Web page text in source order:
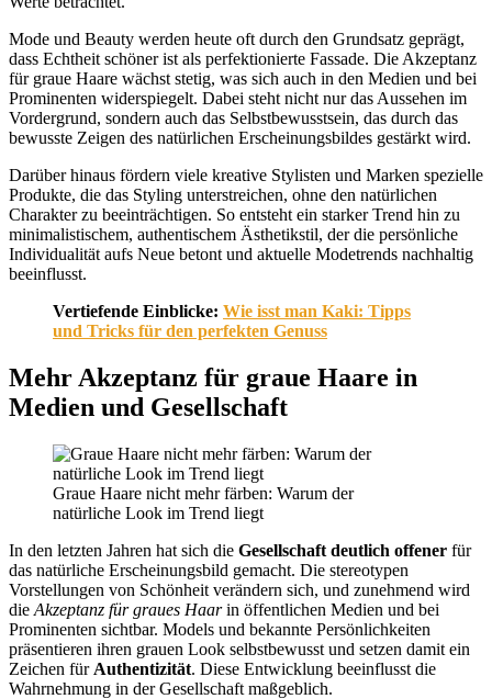
Mode und Beauty werden heute oft durch den Grundsatz geprägt,
dass Echtheit schöner ist als perfektionierte Fassade. Die Akzeptanz
für graue Haare wächst stetig, was sich auch in den Medien und bei
Prominenten widerspiegelt. Dabei steht nicht nur das Aussehen im
Vordergrund, sondern auch das Selbstbewusstsein, das durch das
bewusste Zeigen des natürlichen Erscheinungsbildes gestärkt wird.
Darüber hinaus fördern viele kreative Stylisten und Marken spezielle
Produkte, die das Styling unterstreichen, ohne den natürlichen
Charakter zu beeinträchtigen. So entsteht ein starker Trend hin zu
minimalistischem, authentischem Ästhetikstil, der die persönliche
Individualität aufs Neue betont und aktuelle Modetrends nachhaltig
beeinflusst.
Vertiefende Einblicke: Wie isst man Kaki: Tipps
und Tricks für den perfekten Genuss
Mehr Akzeptanz für graue Haare in
Medien und Gesellschaft
Graue Haare nicht mehr färben: Warum der
natürliche Look im Trend liegt
In den letzten Jahren hat sich die Gesellschaft deutlich offener für
das natürliche Erscheinungsbild gemacht. Die stereotypen
Vorstellungen von Schönheit verändern sich, und zunehmend wird
die Akzeptanz für graues Haarin öffentlichen Medien und bei
Prominenten sichtbar. Models und bekannte Persönlichkeiten
präsentieren ihren grauen Look selbstbewusst und setzen damit ein
Zeichen für Authentizität. Diese Entwicklung beeinflusst die
Wahrnehmung in der Gesellschaft maßgeblich.